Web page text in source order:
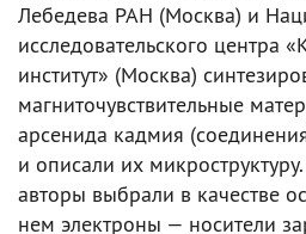
Лебедева РАН (Москва) и
исследовательского центра
институт» (Москва)
магниточувствительные
арсенида кадмия
и описали их
авторы выбрали в качестве
нем электроны — носители